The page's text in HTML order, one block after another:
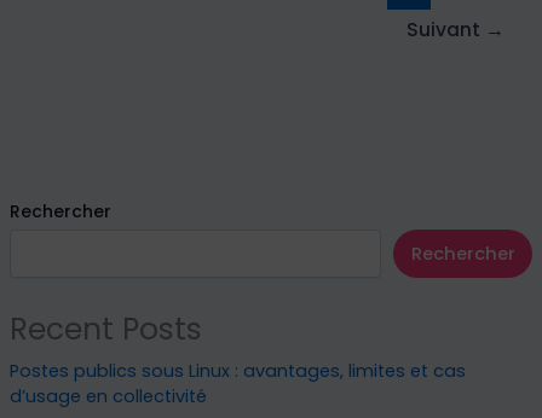
Rechercher
Rechercher
Recent Posts
Postes publics sous Linux : avantages, limites et cas
d’usage en collectivité
Suivant →